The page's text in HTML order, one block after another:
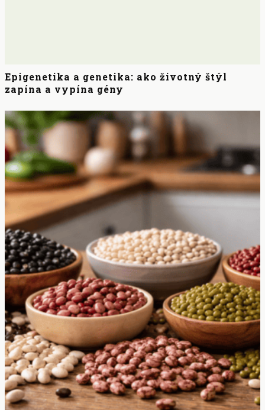
Epigenetika a genetika: ako životný štýl
zapína a vypína gény